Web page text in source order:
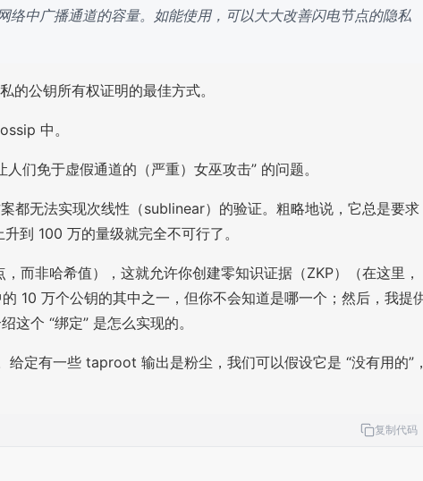
中广播通道的容量。如能使用，可以大大改善闪电节点的隐私
公钥所有权证明的最佳方式。
中。
们免于虚假通道的（严重）女巫攻击” 的问题。
都无法实现次线性（sublinear）的验证。粗略地说，它总是要求
到 100 万的量级就完全不可行了。
而非哈希值），这就允许你创建零知识证据（ZKP）（在这里，
10 万个公钥的其中之一，但你不会知道是哪一个；然后，我提
这个 “绑定” 是怎么实现的。
定有一些 taproot 输出是粉尘，我们可以假设它是 “没有用的”
复制代码